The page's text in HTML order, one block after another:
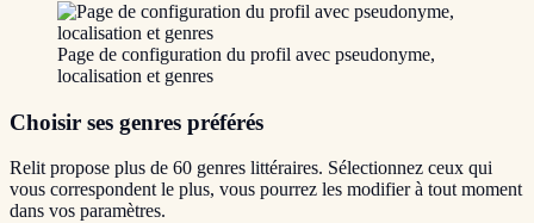
Page de configuration du profil avec pseudonyme,
localisation et genres
Choisir ses genres préférés
Relit propose plus de 60 genres littéraires. Sélectionnez ceux qui
vous correspondent le plus, vous pourrez les modifier à tout moment
dans vos paramètres.